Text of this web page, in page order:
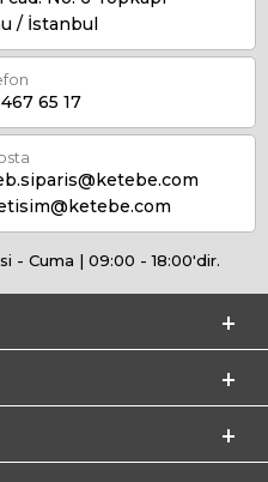
/ İstanbul
65 17
- Cuma | 09:00 - 18:00'dir.